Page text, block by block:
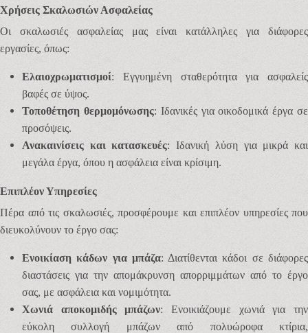
Χρήσεις Σκαλωσιών Ασφαλείας
Οι σκαλωσιές ασφαλείας μας είναι κατάλληλες για διάφορες
εργασίες, όπως:
Ελαιοχρωματισμοί: Εγγυημένη σταθερότητα για ασφαλείς
βαφές σε ύψος.
Τοποθέτηση θερμομόνωσης: Ιδανικές για οικοδομικά έργα σε
προσόψεις.
Ανακαινίσεις και κατασκευές: Ιδανική λύση για μικρά και
μεγάλα έργα, όπου η ασφάλεια είναι κρίσιμη.
Επιπλέον Υπηρεσίες
Πέρα από τις σκαλωσιές, προσφέρουμε και επιπλέον υπηρεσίες που
διευκολύνουν το έργο σας:
Ενοικίαση κάδων για μπάζα: Διατίθενται κάδοι σε διάφορες
διαστάσεις για την απομάκρυνση απορριμμάτων από το έργο
σας, με ασφάλεια και νομιμότητα.
Χωνιά αποκομιδής μπάζων: Ενοικιάζουμε χωνιά για την
εύκολη συλλογή μπάζων από πολυώροφα κτίρια,